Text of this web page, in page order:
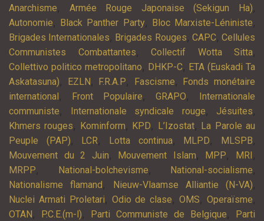
Anarchisme, Armée Rouge Japonaise (Sekigun Ha),
Autonomie, Black Panther Party, Bloc Marxiste-Léniniste,
Brigades Internationales, Brigades Rouges, CAPC,Cellules
Communistes Combattantes, Collectif Wotta Sitta,
Collettivo politico metropolitano, DHKP-C, ETA (Euskadi Ta
Askatasuna), EZLN , F.R.A.P, Fascisme,
Fonds monétaire
international , Front Populaire, GRAPO,
Internationale
communiste, Internationale syndicale rouge, Jésuites,
Khmers rouges, Kominform, KPD, L’Izostat, La Parole au
Peuple (PAP), LCR, Lotta continua, MLPD, MLSPB,
Mouvement du 2 Juin, Mouvement Islam, MPP, MRI ,
MRPP, National-bolchevisme, National-socialisme,
Nationalisme flamand , Nieuw-Vlaamse Alliantie (N-VA),
Nuclei Armati Proletari, Odio de clase,OMS,Operaïsme,
OTAN , P.C.E.(m-l), Parti Communiste de Belgique,
Parti